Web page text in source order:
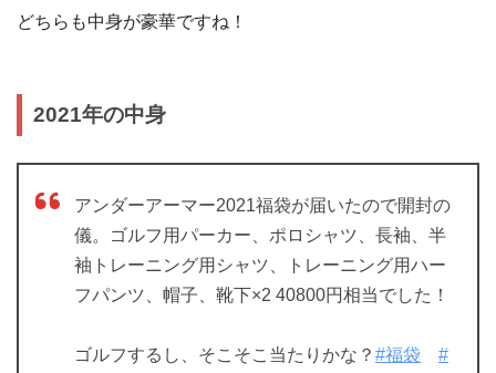
どちらも中身が豪華ですね！
2021年の中身
アンダーアーマー2021福袋が届いたので開封の
儀。ゴルフ用パーカー、ポロシャツ、長袖、半
袖トレーニング用シャツ、トレーニング用ハー
フパンツ、帽子、靴下×2 40800円相当でした！
ゴルフするし、そこそこ当たりかな？ #福袋
#